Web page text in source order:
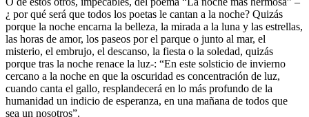
¿ por qué será que todos los poetas le cantan a la noche? Quizás
porque la noche encarna la belleza, la mirada a la luna y las estrellas,
las horas de amor, los paseos por el parque o junto al mar, el
misterio, el embrujo, el descanso, la fiesta o la soledad, quizás
porque tras la noche renace la luz-: “En este solsticio de invierno
cercano a la noche en que la oscuridad es concentración de luz,
cuando canta el gallo, resplandecerá en lo más profundo de la
humanidad un indicio de esperanza, en una mañana de todos que
sea un nosotros”.